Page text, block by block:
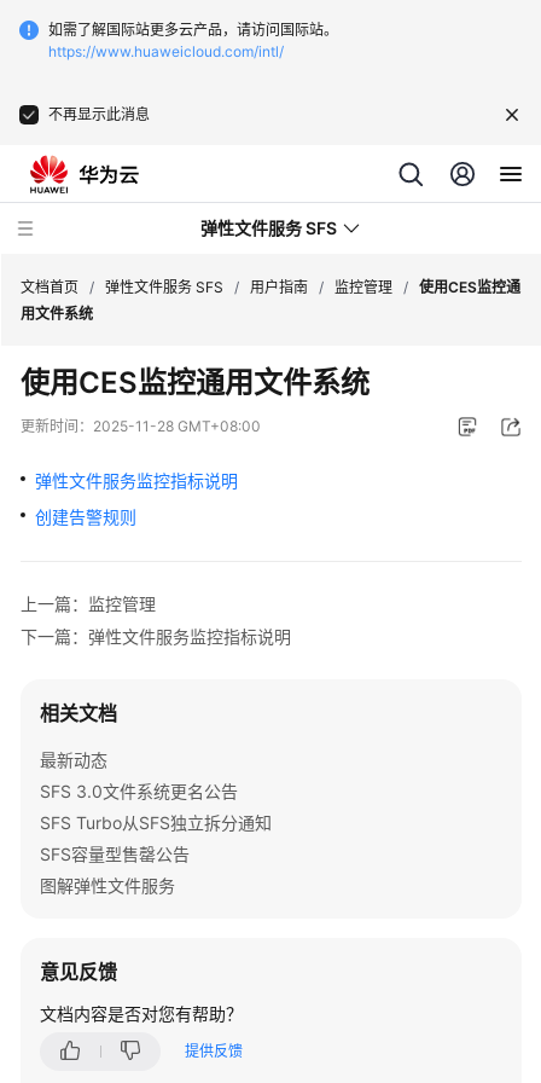
如需了解国际站更多云产品，请访问国际站。
https://www.huaweicloud.com/intl/
不再显示此消息
弹性文件服务 SFS
新
动
务
产
绍
计
费
说
明
入
门
文档首页 / 弹性文件服务 SFS / 用户指南 / 监控管理 / 使用CES监控通
用文件系统
使用CES监控通用文件系统
更新时间： 2025-11-28 GMT+08:00
弹性文件服务监控指标说明
创建告警规则
上一篇：监控管理
下一篇：弹性文件服务监控指标说明
相关文档
最新动态
SFS 3.0文件系统更名公告
SFS Turbo从SFS独立拆分通知
SFS容量型售罄公告
图解弹性文件服务
意见反馈
文档内容是否对您有帮助？
提供反馈